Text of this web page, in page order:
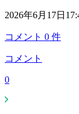
2026年6月17日
コメント 0 件
コメント
0